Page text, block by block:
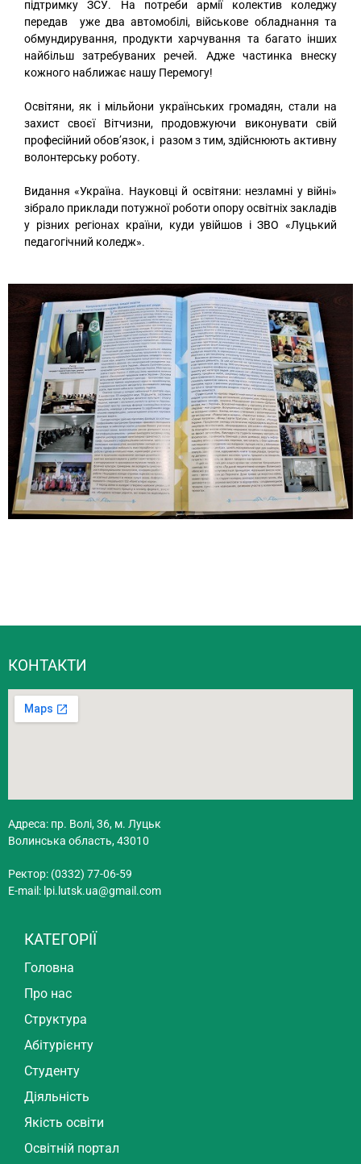
підтримку ЗСУ. На потреби армії колектив коледжу
передав уже два автомобілі, військове обладнання та
обмундирування, продукти харчування та багато інших
найбільш затребуваних речей. Адже частинка внеску
кожного наближає нашу Перемогу!
Освітяни, як і мільйони українських громадян, стали на
захист своєї Вітчизни, продовжуючи виконувати свій
професійний обов’язок, і разом з тим, здійснюють активну
волонтерську роботу.
Видання «Україна. Науковці й освітяни: незламні у війні»
зібрало приклади потужної роботи опору освітніх закладів
у різних регіонах країни, куди увійшов і ЗВО «Луцький
педагогічний коледж».
КОНТАКТИ
Адреса: пр. Волі, 36, м. Луцьк
Волинська область, 43010
Ректор: (0332) 77-06-59
E-mail: lpi.lutsk.ua@gmail.com
КАТЕГОРІЇ
Головна
Про нас
Структура
Абітурієнту
Студенту
Діяльність
Якість освіти
Освітній портал